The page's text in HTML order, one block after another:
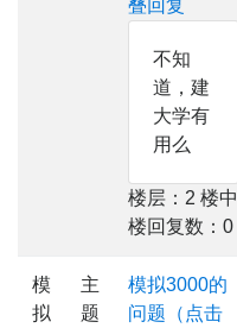
叠回复
不知
道，建
大学有
用么
楼层：2 楼中
楼回复数：0
模
拟
主
题
模拟3000的
问题（点击